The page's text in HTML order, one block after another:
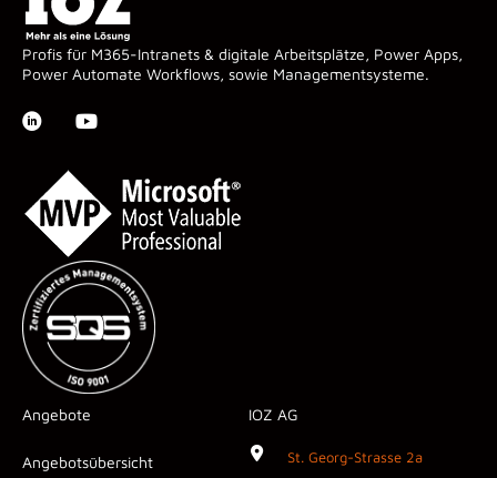
Profis für M365-Intranets & digitale Arbeitsplätze, Power Apps,
Power Automate Workflows, sowie Managementsysteme.
Angebote
Angebotsübersicht
IOZ AG
St. Georg-Strasse 2a